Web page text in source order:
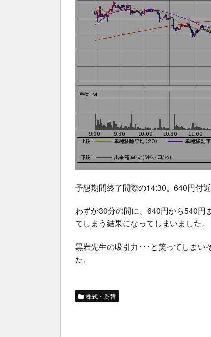
予想期間終了間際の14:30。640円付
わずか30分の間に、640円から540円
てしまう結果になってしまいました。
黒岩先生の吸引力･･･と笑ってしま
た。
株式・為替